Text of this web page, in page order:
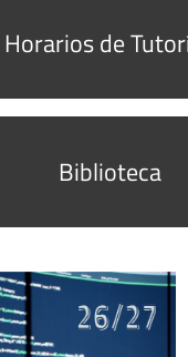
Horarios de
Biblioteca